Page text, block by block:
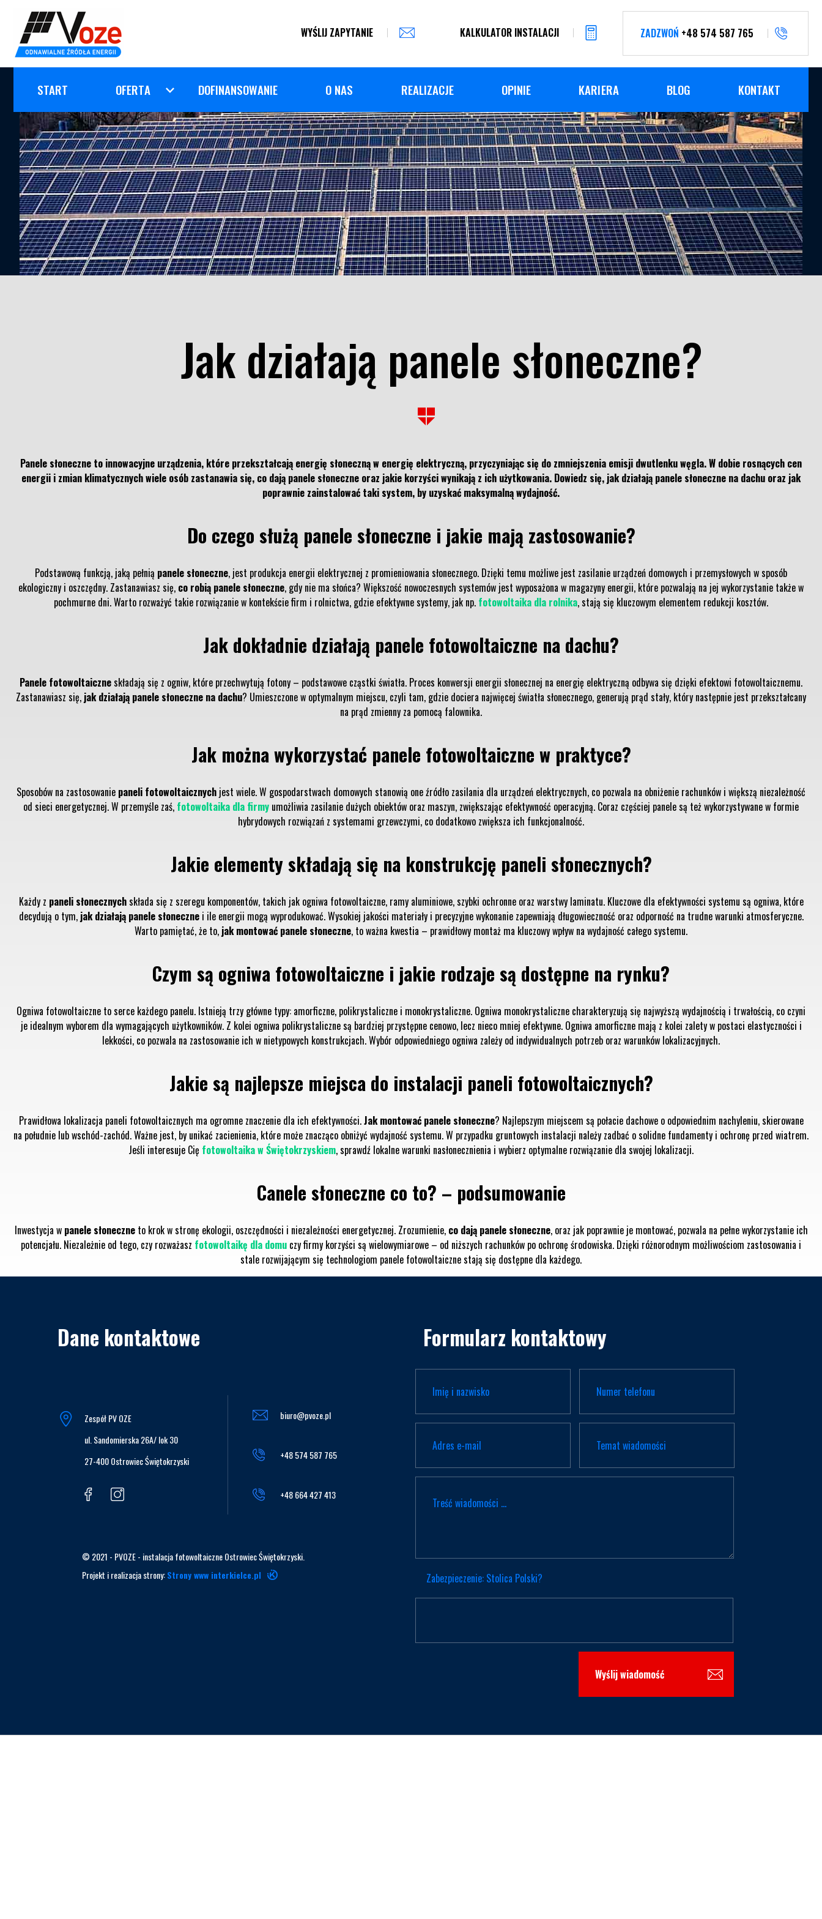
ZADZWOŃ +48 574 587 765
KALKULATOR INSTALACJI
WYŚLIJ ZAPYTANIE
START OFERTA DOFINANSOWANIE O NAS REALIZACJE OPINIE KARIERA BLOG KONTAKT
Jak działają panele słoneczne?
Panele słoneczne to innowacyjne urządzenia, które przekształcają energię słoneczną w energię elektryczną, przyczyniając się do zmniejszenia emisji dwutlenku węgla. W dobie rosnących cen
energii i zmian klimatycznych wiele osób zastanawia się, co dają panele słoneczne oraz jakie korzyści wynikają z ich użytkowania. Dowiedz się, jak działają panele słoneczne na dachu oraz jak
poprawnie zainstalować taki system, by uzyskać maksymalną wydajność.
Do czego służą panele słoneczne i jakie mają zastosowanie?
Podstawową funkcją, jaką pełnią panele słoneczne, jest produkcja energii elektrycznej z promieniowania słonecznego. Dzięki temu możliwe jest zasilanie urządzeń domowych i przemysłowych w sposób
ekologiczny i oszczędny. Zastanawiasz się, co robią panele słoneczne, gdy nie ma słońca? Większość nowoczesnych systemów jest wyposażona w magazyny energii, które pozwalają na jej wykorzystanie także w
pochmurne dni. Warto rozważyć takie rozwiązanie w kontekście firm i rolnictwa, gdzie efektywne systemy, jak np. fotowoltaika dla rolnika, stają się kluczowym elementem redukcji kosztów.
Jak dokładnie działają panele fotowoltaiczne na dachu?
Panele fotowoltaiczneskładają się z ogniw, które przechwytują fotony – podstawowe cząstki światła. Proces konwersji energii słonecznej na energię elektryczną odbywa się dzięki efektowi fotowoltaicznemu.
Zastanawiasz się, jak działają panele słoneczne na dachu? Umieszczone w optymalnym miejscu, czyli tam, gdzie dociera najwięcej światła słonecznego, generują prąd stały, który następnie jest przekształcany
na prąd zmienny za pomocą falownika.
Jak można wykorzystać panele fotowoltaiczne w praktyce?
Sposobów na zastosowanie paneli fotowoltaicznych jest wiele. W gospodarstwach domowych stanowią one źródło zasilania dla urządzeń elektrycznych, co pozwala na obniżenie rachunków i większą niezależność
od sieci energetycznej. W przemyśle zaś, fotowoltaika dla firmy umożliwia zasilanie dużych obiektów oraz maszyn, zwiększając efektywność operacyjną. Coraz częściej panele są też wykorzystywane w formie
hybrydowych rozwiązań z systemami grzewczymi, co dodatkowo zwiększa ich funkcjonalność.
Jakie elementy składają się na konstrukcję paneli słonecznych?
Każdy z paneli słonecznychskłada się z szeregu komponentów, takich jak ogniwa fotowoltaiczne, ramy aluminiowe, szybki ochronne oraz warstwy laminatu. Kluczowe dla efektywności systemu są ogniwa, które
decydują o tym, jak działają panele słonecznei ile energii mogą wyprodukować. Wysokiej jakości materiały i precyzyjne wykonanie zapewniają długowieczność oraz odporność na trudne warunki atmosferyczne.
Warto pamiętać, że to, jak montować panele słoneczne, to ważna kwestia – prawidłowy montaż ma kluczowy wpływ na wydajność całego systemu.
Czym są ogniwa fotowoltaiczne i jakie rodzaje są dostępne na rynku?
Ogniwa fotowoltaiczne to serce każdego panelu. Istnieją trzy główne typy: amorficzne, polikrystaliczne i monokrystaliczne. Ogniwa monokrystaliczne charakteryzują się najwyższą wydajnością i trwałością, co czyni
je idealnym wyborem dla wymagających użytkowników. Z kolei ogniwa polikrystaliczne są bardziej przystępne cenowo, lecz nieco mniej efektywne. Ogniwa amorficzne mają z kolei zalety w postaci elastyczności i
lekkości, co pozwala na zastosowanie ich w nietypowych konstrukcjach. Wybór odpowiedniego ogniwa zależy od indywidualnych potrzeb oraz warunków lokalizacyjnych.
Jakie są najlepsze miejsca do instalacji paneli fotowoltaicznych?
Prawidłowa lokalizacja paneli fotowoltaicznych ma ogromne znaczenie dla ich efektywności.Jak montować panele słoneczne? Najlepszym miejscem są połacie dachowe o odpowiednim nachyleniu, skierowane
na południe lub wschód-zachód. Ważne jest, by unikać zacienienia, które może znacząco obniżyć wydajność systemu. W przypadku gruntowych instalacji należy zadbać o solidne fundamenty i ochronę przed wiatrem.
Jeśli interesuje Cię fotowoltaika w Świętokrzyskiem, sprawdź lokalne warunki nasłonecznienia i wybierz optymalne rozwiązanie dla swojej lokalizacji.
Canele słoneczne co to? – podsumowanie
Inwestycja w panele słoneczneto krok w stronę ekologii, oszczędności i niezależności energetycznej. Zrozumienie, co dają panele słoneczne, oraz jak poprawnie je montować, pozwala na pełne wykorzystanie ich
potencjału. Niezależnie od tego, czy rozważasz fotowoltaikę dla domu czy firmy korzyści są wielowymiarowe – od niższych rachunków po ochronę środowiska. Dzięki różnorodnym możliwościom zastosowania i
stale rozwijającym się technologiom panele fotowoltaiczne stają się dostępne dla każdego.
Dane kontaktowe
Zespół PV OZE
ul. Sandomierska 26A/ lok 30
27-400 Ostrowiec Świętokrzyski
biuro@pvoze.pl
+48 574 587 765
+48 664 427 413
© 2021 - PVOZE - instalacja fotowoltaiczne Ostrowiec Świętokrzyski.
Projekt i realizacja strony:Strony www interkielce.pl
Formularz kontaktowy
Zabezpieczenie: Stolica Polski?